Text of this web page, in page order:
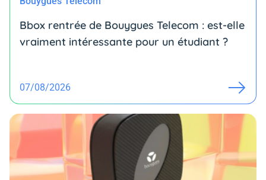
Bbox rentrée de Bouygues Telecom : est-elle
vraiment intéressante pour un étudiant ?
07/08/2026